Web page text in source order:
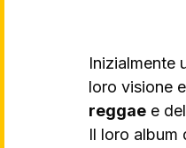
Inizialmente
loro visione
reggae e
Il loro album